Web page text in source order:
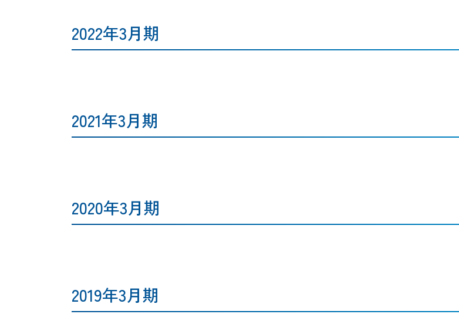
2022年3月期
2021年3月期
2020年3月期
2019年3月期